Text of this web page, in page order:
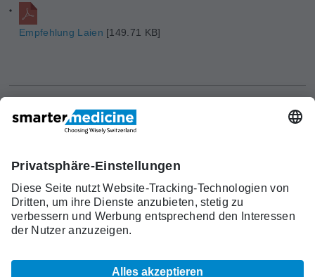
Empfehlung Laien [149.71 KB]
smarter
medicine?
Top-5-
Listen
Forschung
c/o Schweizerische Gesellschaft für
Monbijoustrasse 43, Postfach, 3001 Bern
Telefon +41 31 370 40 00, Fax +41 31 370
40 19